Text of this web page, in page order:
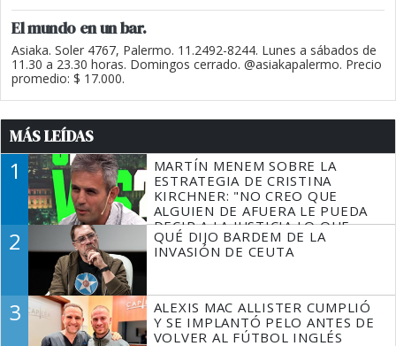
El mundo en un bar.
Asiaka. Soler 4767, Palermo. 11.2492-8244. Lunes a sábados de
11.30 a 23.30 horas. Domingos cerrado. @asiakapalermo. Precio
promedio: $ 17.000.
MÁS LEÍDAS
1
MARTÍN MENEM SOBRE LA
ESTRATEGIA DE CRISTINA
KIRCHNER: "NO CREO QUE
ALGUIEN DE AFUERA LE PUEDA
DECIR A LA JUSTICIA LO QUE
TIENE QUE HACER"
2
QUÉ DIJO BARDEM DE LA
INVASIÓN DE CEUTA
3
ALEXIS MAC ALLISTER CUMPLIÓ
Y SE IMPLANTÓ PELO ANTES DE
VOLVER AL FÚTBOL INGLÉS